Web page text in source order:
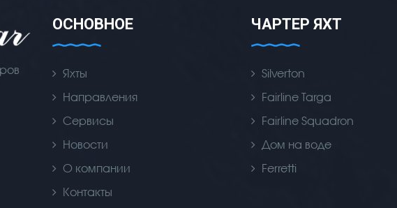
ОСНОВНОЕ
Яхты
Направления
Сервисы
Новости
О компании
Контакты
ЧАРТЕР ЯХТ
Silverton
Fairline Targa
Fairline Squadron
Дом на воде
Ferretti